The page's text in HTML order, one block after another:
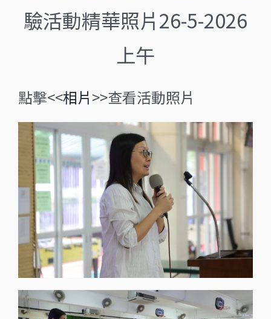
驗活動精華照片26-5-2026
上午
點擊<<相片>>查看活動照片